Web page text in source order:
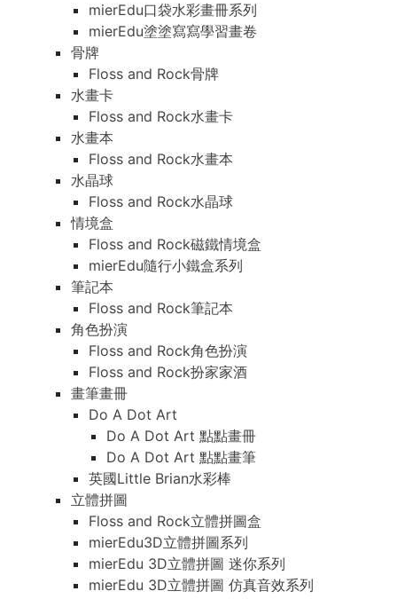
mierEdu口袋水彩畫冊系列
mierEdu塗塗寫寫學習畫卷
骨牌
Floss and Rock骨牌
水畫卡
Floss and Rock水畫卡
水畫本
Floss and Rock水畫本
水晶球
Floss and Rock水晶球
情境盒
Floss and Rock磁鐵情境盒
mierEdu隨行小鐵盒系列
筆記本
Floss and Rock筆記本
角色扮演
Floss and Rock角色扮演
Floss and Rock扮家家酒
畫筆畫冊
Do A Dot Art
Do A Dot Art 點點畫冊
Do A Dot Art 點點畫筆
英國Little Brian水彩棒
立體拼圖
Floss and Rock立體拼圖盒
mierEdu3D立體拼圖系列
mierEdu 3D立體拼圖 迷你系列
mierEdu 3D立體拼圖 仿真音效系列